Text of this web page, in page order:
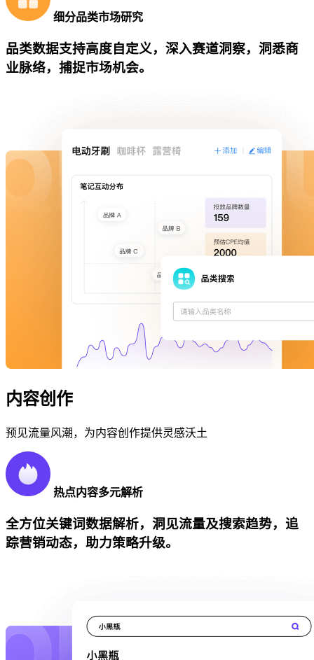
细分品类市场研究
品类数据支持高度自定义，深入赛道洞察，洞悉商
业脉络，捕捉市场机会。
内容创作
预见流量风潮，为内容创作提供灵感沃土
热点内容多元解析
全方位关键词数据解析，洞见流量及搜索趋势，追
踪营销动态，助力策略升级。